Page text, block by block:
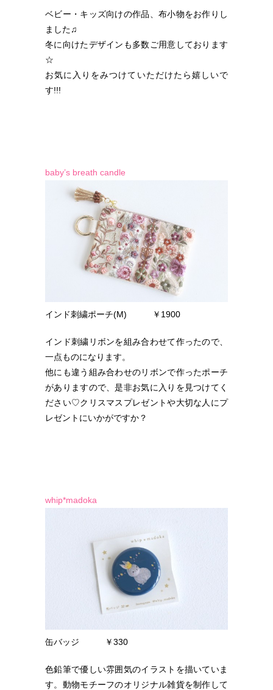
ベビー・キッズ向けの作品、布小物をお作りし
ました♫
冬に向けたデザインも多数ご用意しております
☆
お気に入りをみつけていただけたら嬉しいで
す!!!
baby’s breath candle
インド刺繍ポーチ(M) ￥1900
インド刺繍リボンを組み合わせて作ったので、
一点ものになります。
他にも違う組み合わせのリボンで作ったポーチ
がありますので、是非お気に入りを見つけてく
ださい♡クリスマスプレゼントや大切な人にプ
レゼントにいかがですか？
whip*madoka
缶バッジ ￥330
色鉛筆で優しい雰囲気のイラストを描いていま
す。動物モチーフのオリジナル雑貨を制作して